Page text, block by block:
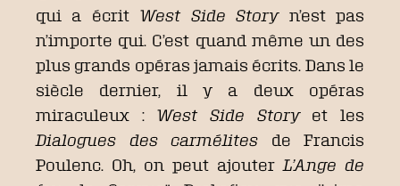
qui a écrit West Side Storyn’est pas
n’importe qui. C’est quand même un des
plus grands opéras jamais écrits. Dans le
siècle dernier, il y a deux opéras
miraculeux : West Side Storyet les
Dialogues des carmélites de Francis
Poulenc. Oh, on peut ajouter L’Ange de